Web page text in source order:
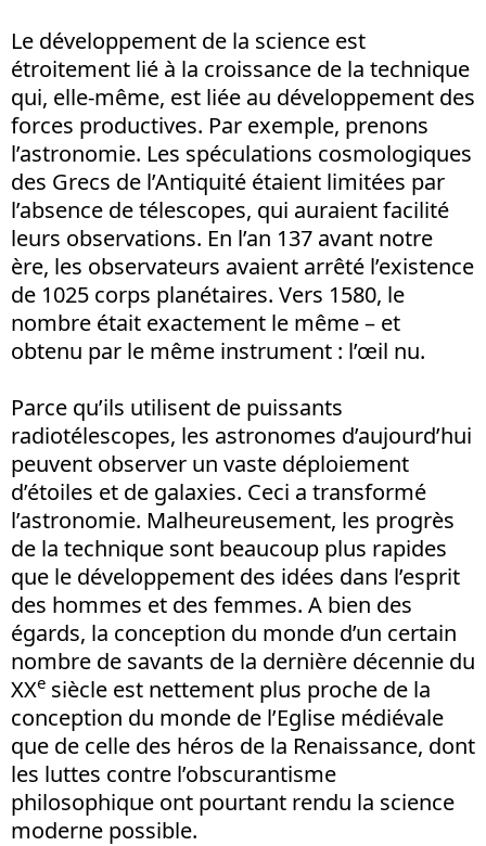
Le développement de la science est
étroitement lié à la croissance de la technique
qui, elle-même, est liée au développement des
forces productives. Par exemple, prenons
l’astronomie. Les spéculations cosmologiques
des Grecs de l’Antiquité étaient limitées par
l’absence de télescopes, qui auraient facilité
leurs observations. En l’an 137 avant notre
ère, les observateurs avaient arrêté l’existence
de 1025 corps planétaires. Vers 1580, le
nombre était exactement le même – et
obtenu par le même instrument : l’œil nu.
Parce qu’ils utilisent de puissants
radiotélescopes, les astronomes d’aujourd’hui
peuvent observer un vaste déploiement
d’étoiles et de galaxies. Ceci a transformé
l’astronomie. Malheureusement, les progrès
de la technique sont beaucoup plus rapides
que le développement des idées dans l’esprit
des hommes et des femmes. A bien des
égards, la conception du monde d’un certain
nombre de savants de la dernière décennie du
XXe siècle est nettement plus proche de la
conception du monde de l’Eglise médiévale
que de celle des héros de la Renaissance, dont
les luttes contre l’obscurantisme
philosophique ont pourtant rendu la science
moderne possible.